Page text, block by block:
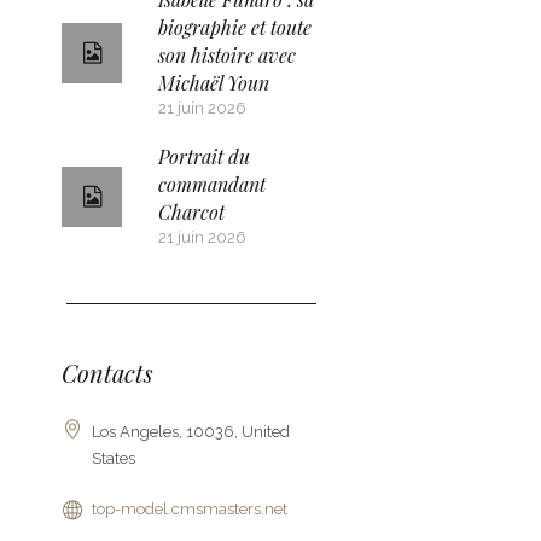
biographie et toute
son histoire avec
Michaël Youn
21 juin 2026
Portrait du
commandant
Charcot
21 juin 2026
Contacts
Los Angeles, 10036, United
States
top-model.cmsmasters.net